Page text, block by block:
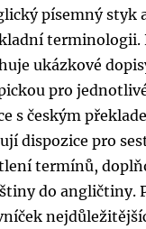
písemný styk
terminologii.
ukázkové
pro
s českým
dispozice pro
termínů,
do angličtiny.